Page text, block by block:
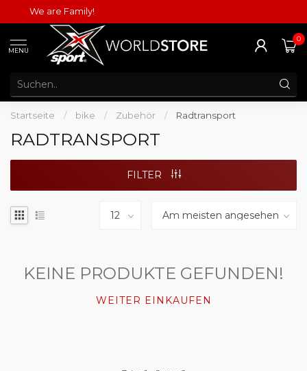
We are Family!
MENU
0
Startseite / bike / Zubehör / Radtransport
RADTRANSPORT
FILTER
KEINE PRODUKTE GEFUNDEN!
WEITER EINKAUFEN